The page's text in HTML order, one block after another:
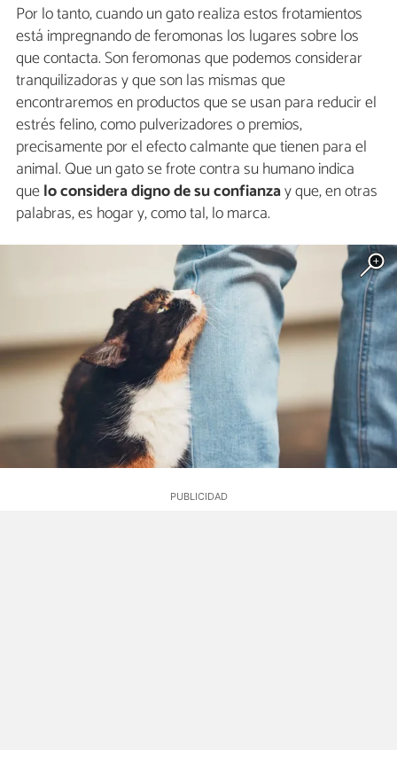
Por lo tanto, cuando un gato realiza estos frotamientos
está impregnando de feromonas los lugares sobre los
que contacta. Son feromonas que podemos considerar
tranquilizadoras y que son las mismas que
encontraremos en productos que se usan para reducir el
estrés felino, como pulverizadores o premios,
precisamente por el efecto calmante que tienen para el
animal. Que un gato se frote contra su humano indica
quelo considera digno de su confianzay que, en otras
palabras, es hogar y, como tal, lo marca.